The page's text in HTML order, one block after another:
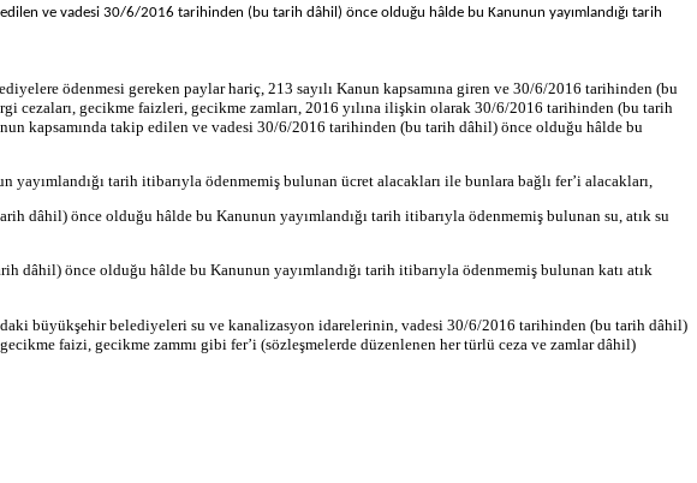
ve vadesi 30/6/2016 tarihinden (bu tarih dâhil) önce olduğu hâlde bu Kanunun yayımlandığı tarih
ödenmesi gereken paylar hariç, 213 sayılı Kanun kapsamına giren ve 30/6/2016 tarihinden (bu
cezaları, gecikme faizleri, gecikme zamları, 2016 yılına ilişkin olarak 30/6/2016 tarihinden (bu tarih
kapsamında takip edilen ve vadesi 30/6/2016 tarihinden (bu tarih dâhil) önce olduğu hâlde bu
tarih itibarıyla ödenmemiş bulunan ücret alacakları ile bunlara bağlı fer’i alacakları,
dâhil) önce olduğu hâlde bu Kanunun yayımlandığı tarih itibarıyla ödenmemiş bulunan su, atık su
önce olduğu hâlde bu Kanunun yayımlandığı tarih itibarıyla ödenmemiş bulunan katı atık
büyükşehir belediyeleri su ve kanalizasyon idarelerinin, vadesi 30/6/2016 tarihinden (bu tarih dâhil)
faizi, gecikme zammı gibi fer’i (sözleşmelerde düzenlenen her türlü ceza ve zamlar dâhil)